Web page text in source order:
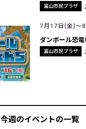
富山市民プラザ
富山市民プラザ
7月17日(金)〜
ダンボール恐
今週のイベントの一覧